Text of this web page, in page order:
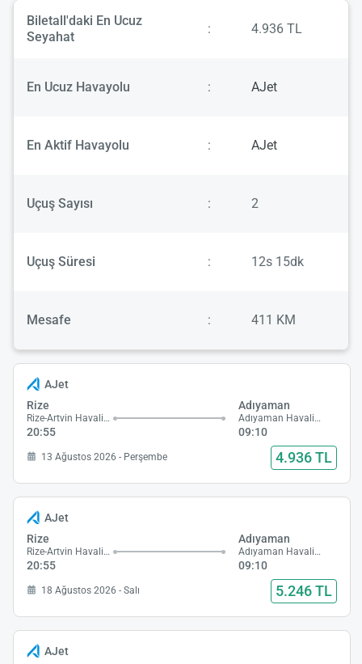
Biletall'daki En Ucuz
Seyahat
: 4.936 TL
En Ucuz Havayolu : AJet
En Aktif Havayolu : AJet
Uçuş Sayısı : 2
Uçuş Süresi : 12s 15dk
Mesafe : 411 KM
AJet
Rize
Rize-Artvin Havalimanı
20:55
Adıyaman
Adıyaman Havalimanı
09:10
13 Ağustos 2026 - Perşembe 4.936 TL
AJet
Rize
Rize-Artvin Havalimanı
20:55
Adıyaman
Adıyaman Havalimanı
09:10
18 Ağustos 2026 - Salı 5.246 TL
AJet